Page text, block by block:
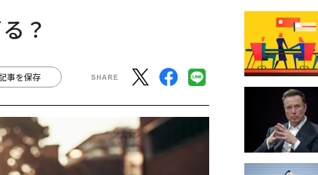
？
事を保存